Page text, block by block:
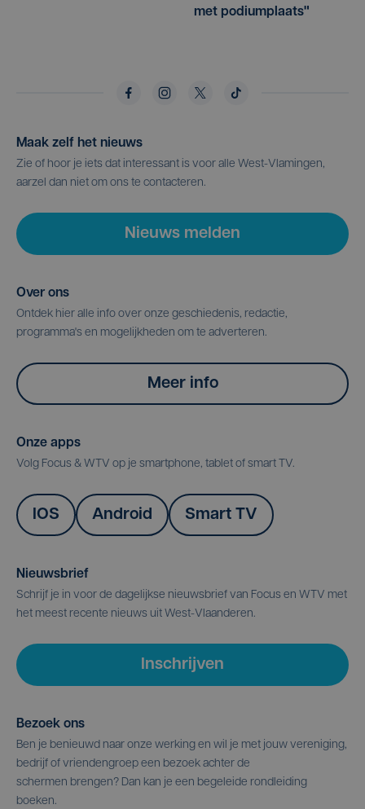
met podiumplaats"
Maak zelf het nieuws
Zie of hoor je iets dat interessant is voor alle West-Vlamingen,
aarzel dan niet om ons te contacteren.
Nieuws melden
Over ons
Ontdek hier alle info over onze geschiedenis, redactie,
programma's en mogelijkheden om te adverteren.
Meer info
Onze apps
Volg Focus & WTV op je smartphone, tablet of smart TV.
IOS Android Smart TV
Nieuwsbrief
Schrijf je in voor de dagelijkse nieuwsbrief van Focus en WTV met
het meest recente nieuws uit West-Vlaanderen.
Inschrijven
Bezoek ons
Ben je benieuwd naar onze werking en wil je met jouw vereniging,
bedrijf of vriendengroep een bezoek achter de
schermen brengen? Dan kan je een begeleide rondleiding
boeken.